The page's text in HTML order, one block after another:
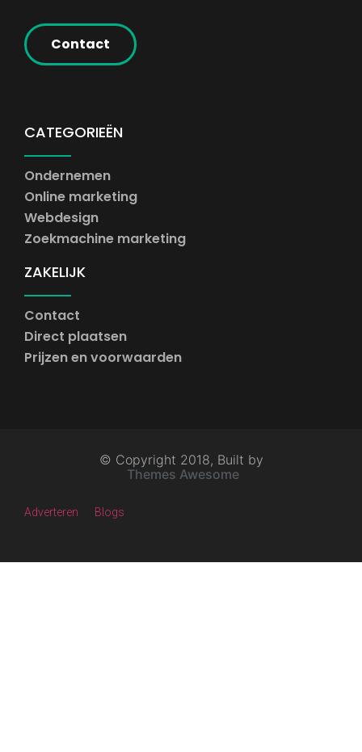
Contact
CATEGORIEËN
Ondernemen
Online marketing
Webdesign
Zoekmachine marketing
ZAKELIJK
Contact
Direct plaatsen
Prijzen en voorwaarden
© Copyright 2018, Built by
Themes Awesome
Adverteren Blogs